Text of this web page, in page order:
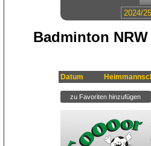
Badminton
Datum